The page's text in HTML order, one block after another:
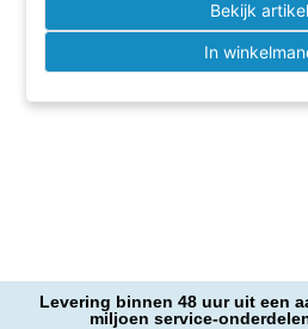
Bekijk artikel
In
Levering binnen 48 uur uit een
miljoen service-